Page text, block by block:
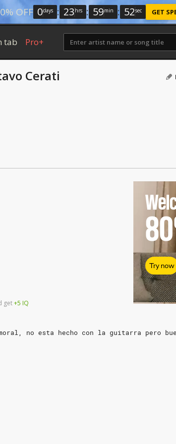
OFF 0days : 23 hrs : 59min : 51sec GET
tab Pro+
Cerati
get+5 IQ
no esta hecho con la guitarra pero
Try now